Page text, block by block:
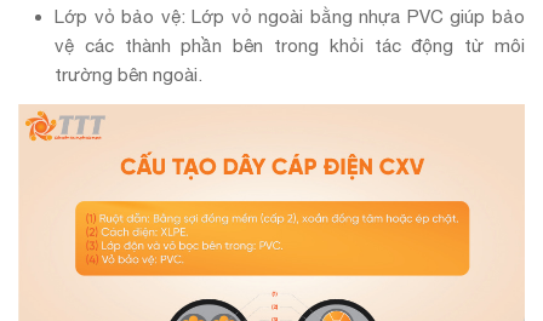
Lớp vỏ bảo vệ: Lớp vỏ ngoài bằng nhựa PVC giúp bảo
vệ các thành phần bên trong khỏi tác động từ môi
trường bên ngoài.